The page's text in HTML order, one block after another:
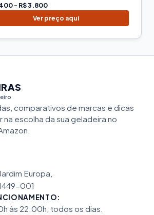
- R$ 3.800
Ver preço aqui
comparativos de marcas e dicas
escolha da sua geladeira no
Europa,
001
às 22:00h, todos os dias.